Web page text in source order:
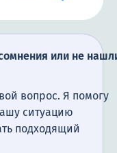
или не
вопрос. Я помогу
ситуацию
подходящий